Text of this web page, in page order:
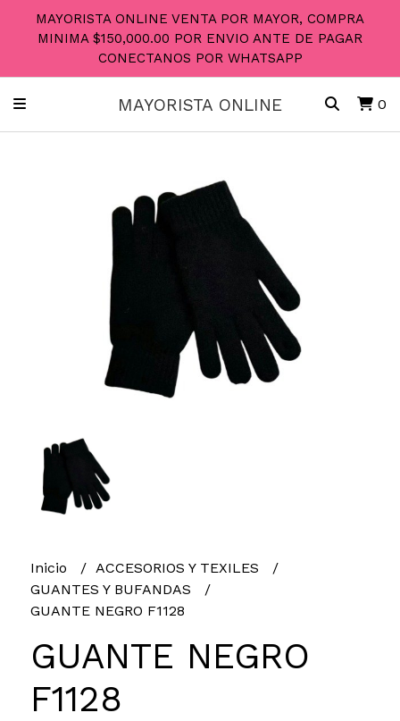
MAYORISTA ONLINE VENTA POR MAYOR, COMPRA
MINIMA $150,000.00 POR ENVIO ANTE DE PAGAR
CONECTANOS POR WHATSAPP
MAYORISTA ONLINE 0
Inicio
ACCESORIOS Y TEXILES
GUANTES Y BUFANDAS
GUANTE NEGRO F1128
GUANTE NEGRO
F1128